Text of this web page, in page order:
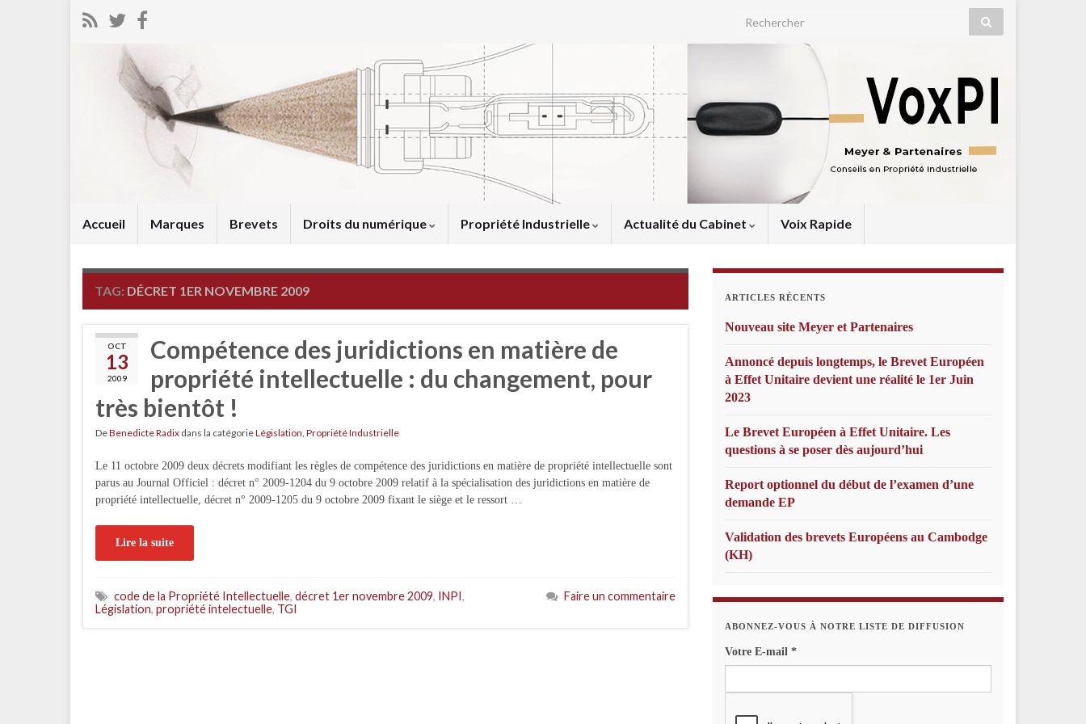
Search for:
Accueil Marques Brevets Droits du numérique Propriété Industrielle Actualité du Cabinet Voix Rapide
TAG: DÉCRET 1ER NOVEMBRE 2009
OCT
13
2009
Compétence des juridictions en matière de
propriété intellectuelle : du changement, pour
très bientôt !
DeBenedicte Radix dans la catégorieLégislation, Propriété Industrielle
Le 11 octobre 2009 deux décrets modifiant les règles de compétence des juridictions en matière de propriété intellectuelle sont
parus au Journal Officiel : décret n° 2009-1204 du 9 octobre 2009 relatif à la spécialisation des juridictions en matière de
propriété intellectuelle, décret n° 2009-1205 du 9 octobre 2009 fixant le siège et le ressort …
Lire la suite
code de la Propriété Intellectuelle, décret 1er novembre 2009, INPI,
Législation, propriété intelectuelle, TGI
Faire un commentaire
ARTICLES RÉCENTS
Nouveau site Meyer et Partenaires
Annoncé depuis longtemps, le Brevet Européen
à Effet Unitaire devient une réalité le 1er Juin
2023
Le Brevet Européen à Effet Unitaire. Les
questions à se poser dès aujourd’hui
Report optionnel du début de l’examen d’une
demande EP
Validation des brevets Européens au Cambodge
(KH)
ABONNEZ-VOUS À NOTRE LISTE DE DIFFUSION
Votre E-mail *